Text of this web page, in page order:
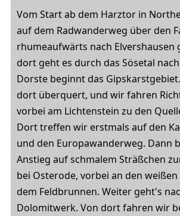
Vom Start ab dem Harztor in
auf dem Radwanderweg über den
rhumeaufwärts nach Elvershausen
dort geht es durch das Sösetal
Dorste beginnt das
dort überquert, und wir fahren
vorbei am Lichtenstein zu den
Dort treffen wir erstmals auf den
und den Europawanderweg. Dann
Anstieg auf schmalem Sträßchen
bei Osterode, vorbei an den
dem Feldbrunnen. Weiter geht's
Dolomitwerk. Von dort fahren wir